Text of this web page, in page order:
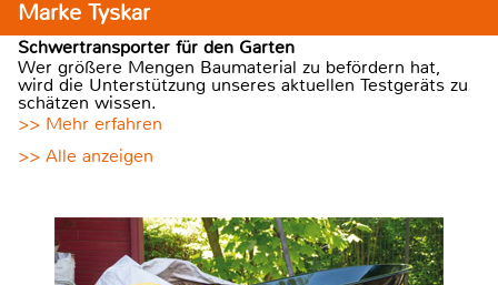
Marke Tyskar
Schwertransporter für den Garten
Wer größere Mengen Baumaterial zu befördern hat,
wird die Unterstützung unseres aktuellen Testgeräts zu
schätzen wissen.
>> Mehr erfahren
>> Alle anzeigen